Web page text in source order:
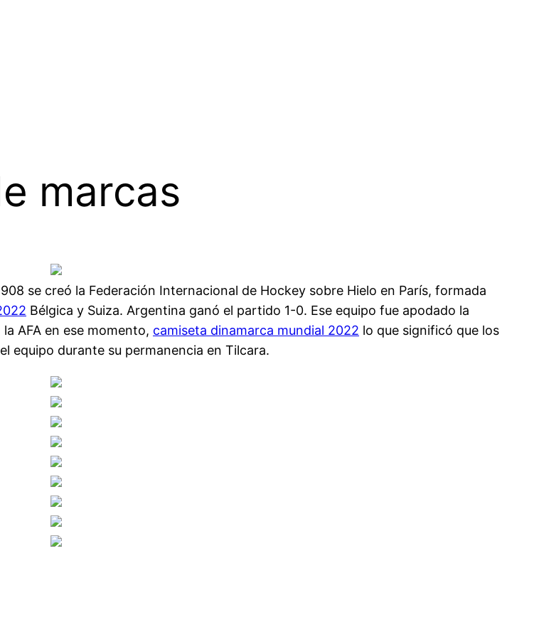
marcas
se creó la Federación Internacional de Hockey sobre Hielo en París, formada
Bélgica y Suiza. Argentina ganó el partido 1-0. Ese equipo fue apodado la
AFA en ese momento, camiseta dinamarca mundial 2022 lo que significó que los
equipo durante su permanencia en Tilcara.